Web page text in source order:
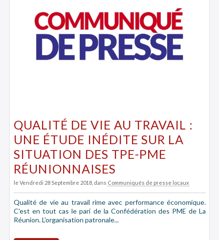
QUALITÉ DE VIE AU TRAVAIL :
UNE ÉTUDE INÉDITE SUR LA
SITUATION DES TPE-PME
RÉUNIONNAISES
le Vendredi 28 Septembre 2018 , dans Communiqués de presse locaux
Qualité de vie au travail rime avec performance économique.
C'est en tout cas le pari de la Confédération des PME de La
Réunion. L'organisation patronale...